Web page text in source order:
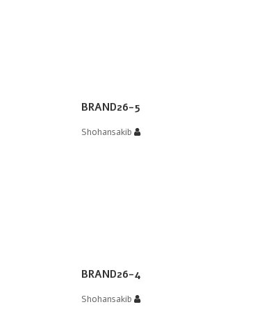
BRAND26-5
Shohansakib
BRAND26-4
Shohansakib